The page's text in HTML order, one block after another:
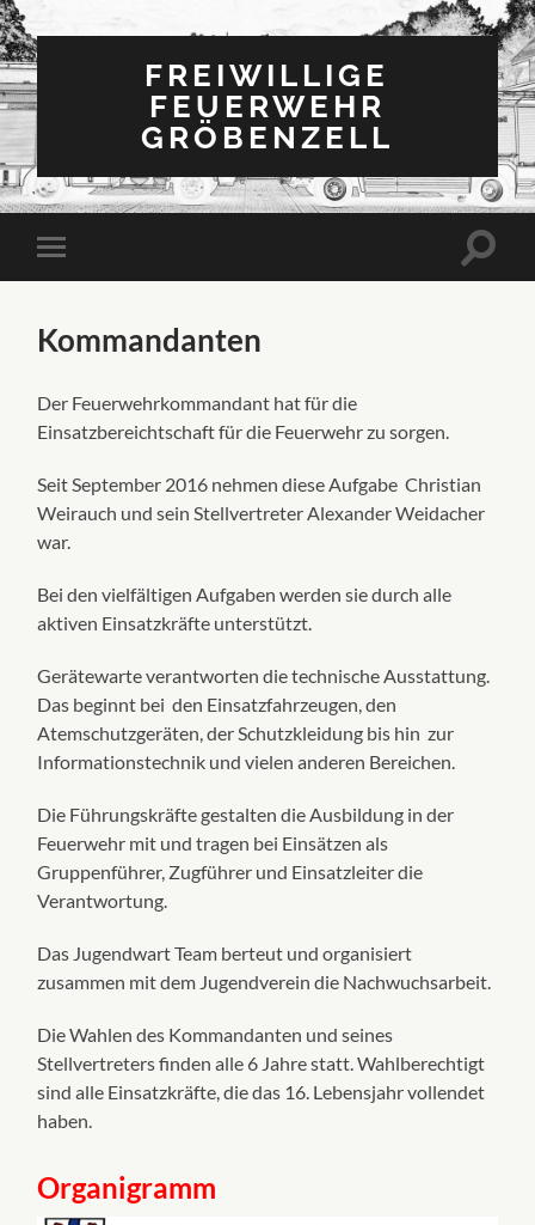
FREIWILLIGE
FEUERWEHR
GRÖBENZELL
Kommandanten
Der Feuerwehrkommandant hat für die
Einsatzbereichtschaft für die Feuerwehr zu sorgen.
Seit September 2016 nehmen diese Aufgabe Christian
Weirauch und sein Stellvertreter Alexander Weidacher
war.
Bei den vielfältigen Aufgaben werden sie durch alle
aktiven Einsatzkräfte unterstützt.
Gerätewarte verantworten die technische Ausstattung.
Das beginnt bei den Einsatzfahrzeugen, den
Atemschutzgeräten, der Schutzkleidung bis hin zur
Informationstechnik und vielen anderen Bereichen.
Die Führungskräfte gestalten die Ausbildung in der
Feuerwehr mit und tragen bei Einsätzen als
Gruppenführer, Zugführer und Einsatzleiter die
Verantwortung.
Das Jugendwart Team berteut und organisiert
zusammen mit dem Jugendverein die Nachwuchsarbeit.
Die Wahlen des Kommandanten und seines
Stellvertreters finden alle 6 Jahre statt. Wahlberechtigt
sind alle Einsatzkräfte, die das 16. Lebensjahr vollendet
haben.
Organigramm